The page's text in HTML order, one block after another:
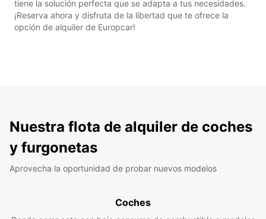
tiene la solución perfecta que se adapta a tus necesidades.
¡Reserva ahora y disfruta de la libertad que te ofrece la
opción de alquiler de Europcar!
Nuestra flota de alquiler de coches
y furgonetas
Aprovecha la oportunidad de probar nuevos modelos
Coches